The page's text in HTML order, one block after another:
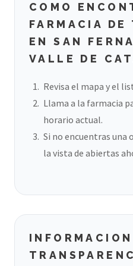
COMO
FARMACIA DE
EN SAN
VALLE DE
Revisa el mapa y el
Llama a la farmacia
horario actual.
Si no encuentras una
la vista de abiertas
INFORMACION